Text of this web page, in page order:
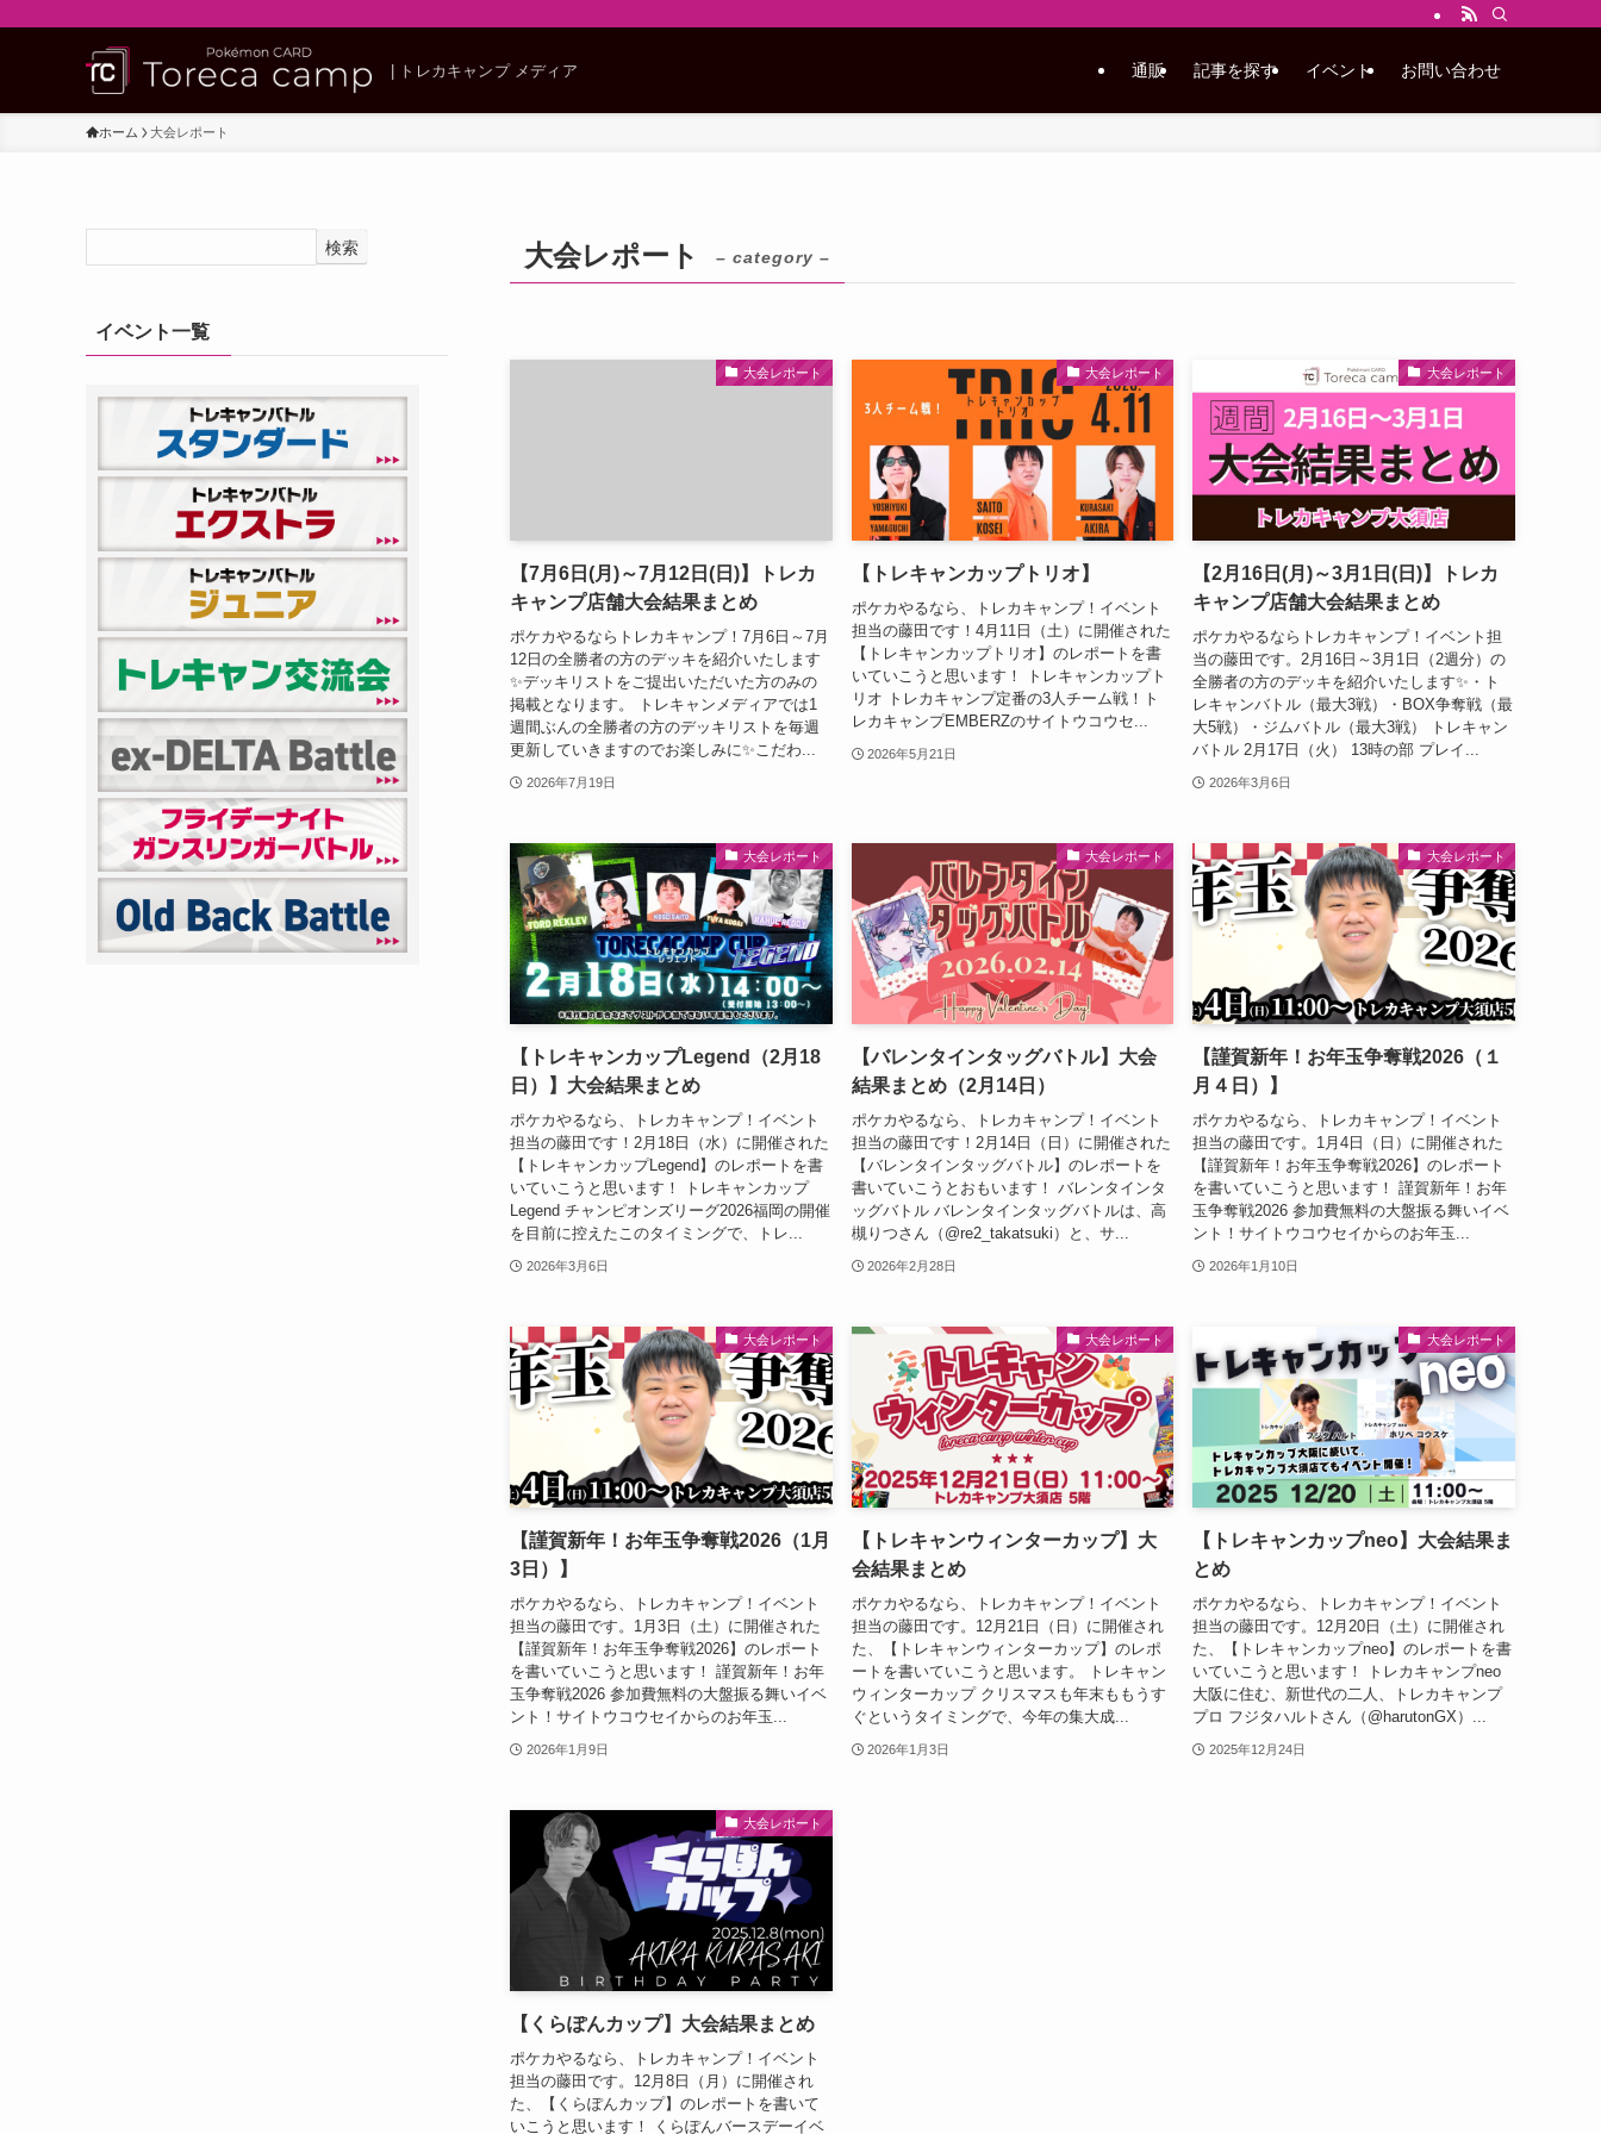
| トレカキャンプ メディア 通販 記事を探す イベント お問い合わせ
ホーム 大会レポート
大会レポート – category –
大会レポート
【7月6日(月)～7月12日(日)】トレカ
キャンプ店舗大会結果まとめ
ポケカやるならトレカキャンプ！7月6日～7月
12日の全勝者の方のデッキを紹介いたします
✨デッキリストをご提出いただいた方のみの
掲載となります。 トレキャンメディアでは1
週間ぶんの全勝者の方のデッキリストを毎週
更新していきますのでお楽しみに✨こだわ...
2026年7月19日
大会レポート
【トレキャンカップトリオ】
ポケカやるなら、トレカキャンプ！イベント
担当の藤田です！4月11日（土）に開催された
【トレキャンカップトリオ】のレポートを書
いていこうと思います！ トレキャンカップト
リオ トレカキャンプ定番の3人チーム戦！ト
レカキャンプEMBERZのサイトウコウセ...
2026年5月21日
大会レポート
【2月16日(月)～3月1日(日)】トレカ
キャンプ店舗大会結果まとめ
ポケカやるならトレカキャンプ！イベント担
当の藤田です。2月16日～3月1日（2週分）の
全勝者の方のデッキを紹介いたします✨・ト
レキャンバトル（最大3戦）・BOX争奪戦（最
大5戦）・ジムバトル（最大3戦） トレキャン
バトル 2月17日（火） 13時の部 プレイ...
2026年3月6日
大会レポート
【トレキャンカップLegend（2月18
日）】大会結果まとめ
ポケカやるなら、トレカキャンプ！イベント
担当の藤田です！2月18日（水）に開催された
【トレキャンカップLegend】のレポートを書
いていこうと思います！ トレキャンカップ
Legend チャンピオンズリーグ2026福岡の開催
を目前に控えたこのタイミングで、トレ...
2026年3月6日
大会レポート
【バレンタインタッグバトル】大会
結果まとめ（2月14日）
ポケカやるなら、トレカキャンプ！イベント
担当の藤田です！2月14日（日）に開催された
【バレンタインタッグバトル】のレポートを
書いていこうとおもいます！ バレンタインタ
ッグバトル バレンタインタッグバトルは、高
槻りつさん（@re2_takatsuki）と、サ...
2026年2月28日
大会レポート
【謹賀新年！お年玉争奪戦2026（１
月４日）】
ポケカやるなら、トレカキャンプ！イベント
担当の藤田です。1月4日（日）に開催された
【謹賀新年！お年玉争奪戦2026】のレポート
を書いていこうと思います！ 謹賀新年！お年
玉争奪戦2026 参加費無料の大盤振る舞いイベ
ント！サイトウコウセイからのお年玉...
2026年1月10日
大会レポート
【謹賀新年！お年玉争奪戦2026（1月
3日）】
ポケカやるなら、トレカキャンプ！イベント
担当の藤田です。1月3日（土）に開催された
【謹賀新年！お年玉争奪戦2026】のレポート
を書いていこうと思います！ 謹賀新年！お年
玉争奪戦2026 参加費無料の大盤振る舞いイベ
ント！サイトウコウセイからのお年玉...
2026年1月9日
大会レポート
【トレキャンウィンターカップ】大
会結果まとめ
ポケカやるなら、トレカキャンプ！イベント
担当の藤田です。12月21日（日）に開催され
た、【トレキャンウィンターカップ】のレポ
ートを書いていこうと思います。 トレキャン
ウィンターカップ クリスマスも年末ももうす
ぐというタイミングで、今年の集大成...
2026年1月3日
大会レポート
【トレキャンカップneo】大会結果ま
とめ
ポケカやるなら、トレカキャンプ！イベント
担当の藤田です。12月20日（土）に開催され
た、【トレキャンカップneo】のレポートを書
いていこうと思います！ トレカキャンプneo
大阪に住む、新世代の二人、トレカキャンプ
プロ フジタハルトさん（@harutonGX）...
2025年12月24日
大会レポート
【くらぽんカップ】大会結果まとめ
ポケカやるなら、トレカキャンプ！イベント
担当の藤田です。12月8日（月）に開催され
た、【くらぽんカップ】のレポートを書いて
いこうと思います！ くらぽんバースデーイベ
検索
イベント一覧